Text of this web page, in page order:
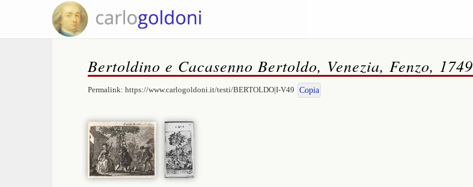
Bertoldino e Cacasenno Bertoldo, Venezia, Fenzo, 1749
Permalink: https://www.carlogoldoni.it/testi/BERTOLDO|I-V49 Copia